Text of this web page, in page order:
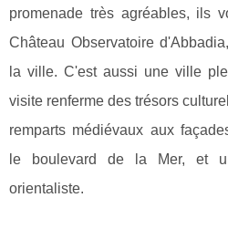
promenade très agréables, ils
Château Observatoire
la ville. C'est aussi une ville
visite renferme des trésors
remparts médiévaux aux
le boulevard de la Mer, et
orientaliste.